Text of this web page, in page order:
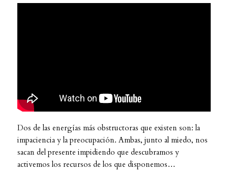
Dos de las energías más obstructoras que existen son: la
impaciencia y la preocupación. Ambas, junto al miedo, nos
sacan del presente impidiendo que descubramos y
activemos los recursos de los que disponemos…